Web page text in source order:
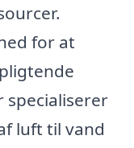
for at
specialiserer
luft til vand